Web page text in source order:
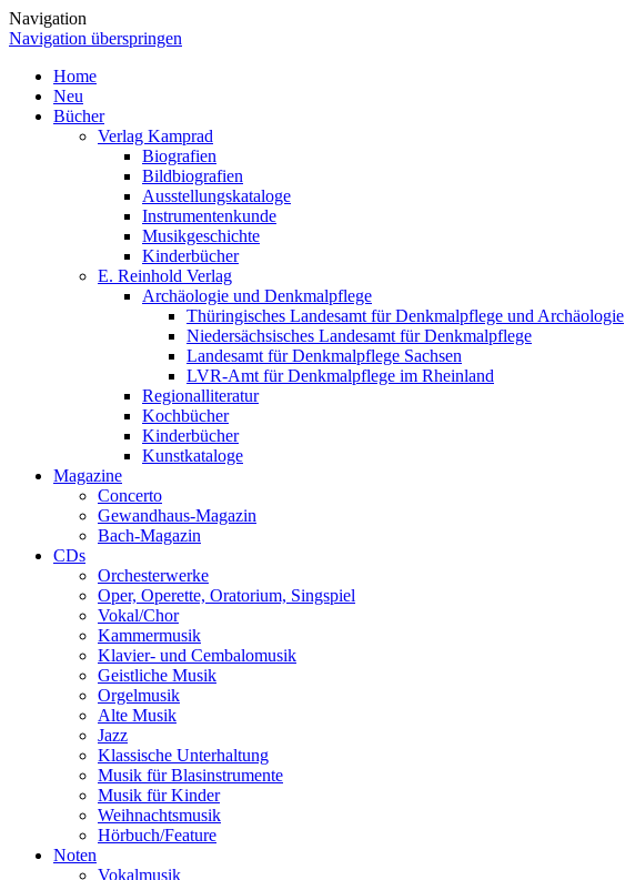
Navigation
Navigation überspringen
Home
Neu
Bücher
Verlag Kamprad
Biografien
Bildbiografien
Ausstellungskataloge
Instrumentenkunde
Musikgeschichte
Kinderbücher
E. Reinhold Verlag
Archäologie und Denkmalpflege
Thüringisches Landesamt für Denkmalpflege und Archäologie
Niedersächsisches Landesamt für Denkmalpflege
Landesamt für Denkmalpflege Sachsen
LVR-Amt für Denkmalpflege im Rheinland
Regionalliteratur
Kochbücher
Kinderbücher
Kunstkataloge
Magazine
Concerto
Gewandhaus-Magazin
Bach-Magazin
CDs
Orchesterwerke
Oper, Operette, Oratorium, Singspiel
Vokal/Chor
Kammermusik
Klavier- und Cembalomusik
Geistliche Musik
Orgelmusik
Alte Musik
Jazz
Klassische Unterhaltung
Musik für Blasinstrumente
Musik für Kinder
Weihnachtsmusik
Hörbuch/Feature
Noten
Vokalmusik